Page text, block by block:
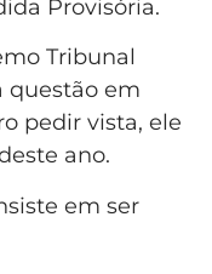
Provisória.
Tribunal
questão em
pedir vista, ele
ano.
em ser